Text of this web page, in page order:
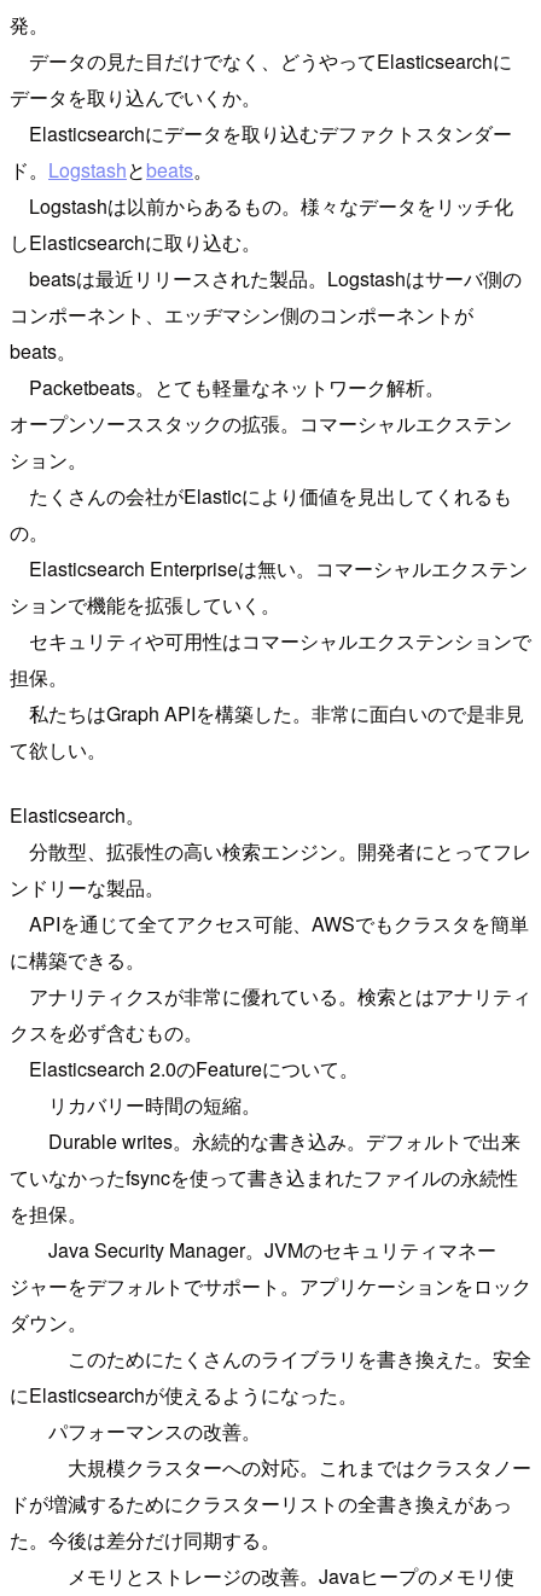
発。
データの見た目だけでなく、どうやってElasticsearchに
データを取り込んでいくか。
Elasticsearchにデータを取り込むデファクトスタンダー
ド。 Logstashとbeats。
Logstashは以前からあるもの。様々なデータをリッチ化
しElasticsearchに取り込む。
beatsは最近リリースされた製品。Logstashはサーバ側の
コンポーネント、エッヂマシン側のコンポーネントが
beats。
Packetbeats。とても軽量なネットワーク解析。
オープンソーススタックの拡張。コマーシャルエクステン
ション。
たくさんの会社がElasticにより価値を見出してくれるも
の。
Elasticsearch Enterpriseは無い。コマーシャルエクステン
ションで機能を拡張していく。
セキュリティや可用性はコマーシャルエクステンションで
担保。
私たちはGraph APIを構築した。非常に面白いので是非見
て欲しい。
Elasticsearch。
分散型、拡張性の高い検索エンジン。開発者にとってフレ
ンドリーな製品。
APIを通じて全てアクセス可能、AWSでもクラスタを簡単
に構築できる。
アナリティクスが非常に優れている。検索とはアナリティ
クスを必ず含むもの。
Elasticsearch 2.0のFeatureについて。
リカバリー時間の短縮。
Durable writes。永続的な書き込み。デフォルトで出来
ていなかったfsyncを使って書き込まれたファイルの永続性
を担保。
Java Security Manager。JVMのセキュリティマネー
ジャーをデフォルトでサポート。アプリケーションをロック
ダウン。
このためにたくさんのライブラリを書き換えた。安全
にElasticsearchが使えるようになった。
パフォーマンスの改善。
大規模クラスターへの対応。これまではクラスタノー
ドが増減するためにクラスターリストの全書き換えがあっ
た。今後は差分だけ同期する。
メモリとストレージの改善。Javaヒープのメモリ使